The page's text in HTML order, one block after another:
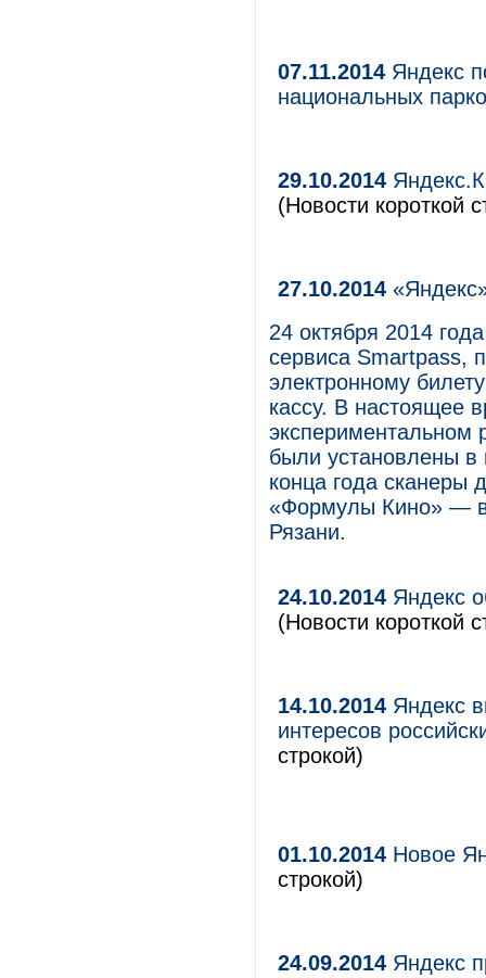
07.11.2014 Яндекс
национальных
29.10.2014
(Новости короткой
27.10.2014
24 октября 2014
сервиса Smartpass,
электронному
кассу. В настоящее
были установлены в
конца года сканеры
«Формулы Кино» — в
Рязани.
24.10.2014 Яндекс
(Новости короткой
14.10.2014 Яндекс
интересов
строкой)
01.10.2014 Новое
строкой)
24.09.2014 Яндекс